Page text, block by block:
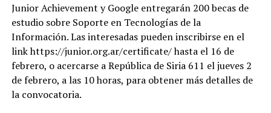
Junior Achievement y Google entregarán 200 becas de
estudio sobre Soporte en Tecnologías de la
Información. Las interesadas pueden inscribirse en el
link https://junior.org.ar/certificate/ hasta el 16 de
febrero, o acercarse a República de Siria 611 el jueves 2
de febrero, a las 10 horas, para obtener más detalles de
la convocatoria.